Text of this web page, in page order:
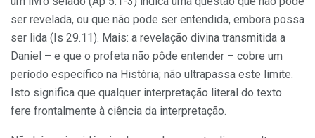
ser revelada, ou que não pode ser entendida, embora possa
ser lida (Is 29.11). Mais: a revelação divina transmitida a
Daniel – e que o profeta não pôde entender – cobre um
período específico na História; não ultrapassa este limite.
Isto significa que qualquer interpretação literal do texto
fere frontalmente à ciência da interpretação.